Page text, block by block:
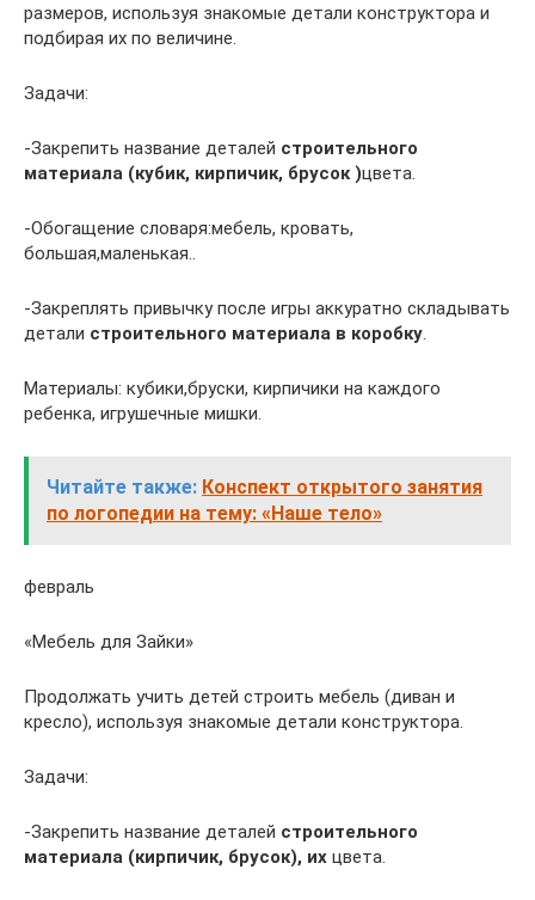
размеров, используя знакомые детали конструктора и
подбирая их по величине.
Задачи:
-Закрепить название деталей строительного
материала (кубик, кирпичик, брусок )цвета.
-Обогащение словаря:мебель, кровать,
большая,маленькая..
-Закреплять привычку после игры аккуратно складывать
детали строительного материала в коробку.
Материалы: кубики,бруски, кирпичики на каждого
ребенка, игрушечные мишки.
Читайте также: Конспект открытого занятия
по логопедии на тему: «Наше тело»
февраль
«Мебель для Зайки»
Продолжать учить детей строить мебель (диван и
кресло), используя знакомые детали конструктора.
Задачи:
-Закрепить название деталей строительного
материала (кирпичик, брусок), их цвета.